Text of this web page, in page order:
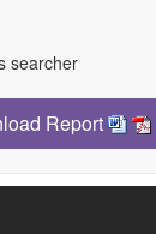
searcher
Report